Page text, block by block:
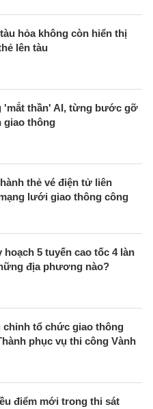
hỏa không còn hiển thị
lên tàu
'mắt thần' AI, từng bước gỡ
giao thông
thẻ vé điện tử liên
lưới giao thông công
hoạch 5 tuyến cao tốc 4 làn
địa phương nào?
chỉnh tổ chức giao thông
phục vụ thi công Vành
điểm mới trong thi sát